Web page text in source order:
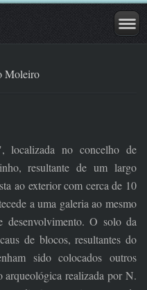
Moleiro
localizada no concelho de
resultante de um largo
ao exterior com cerca de 10
a uma galeria ao mesmo
O solo da
de blocos, resultantes do
sido colocados outros
arqueológica realizada por N.